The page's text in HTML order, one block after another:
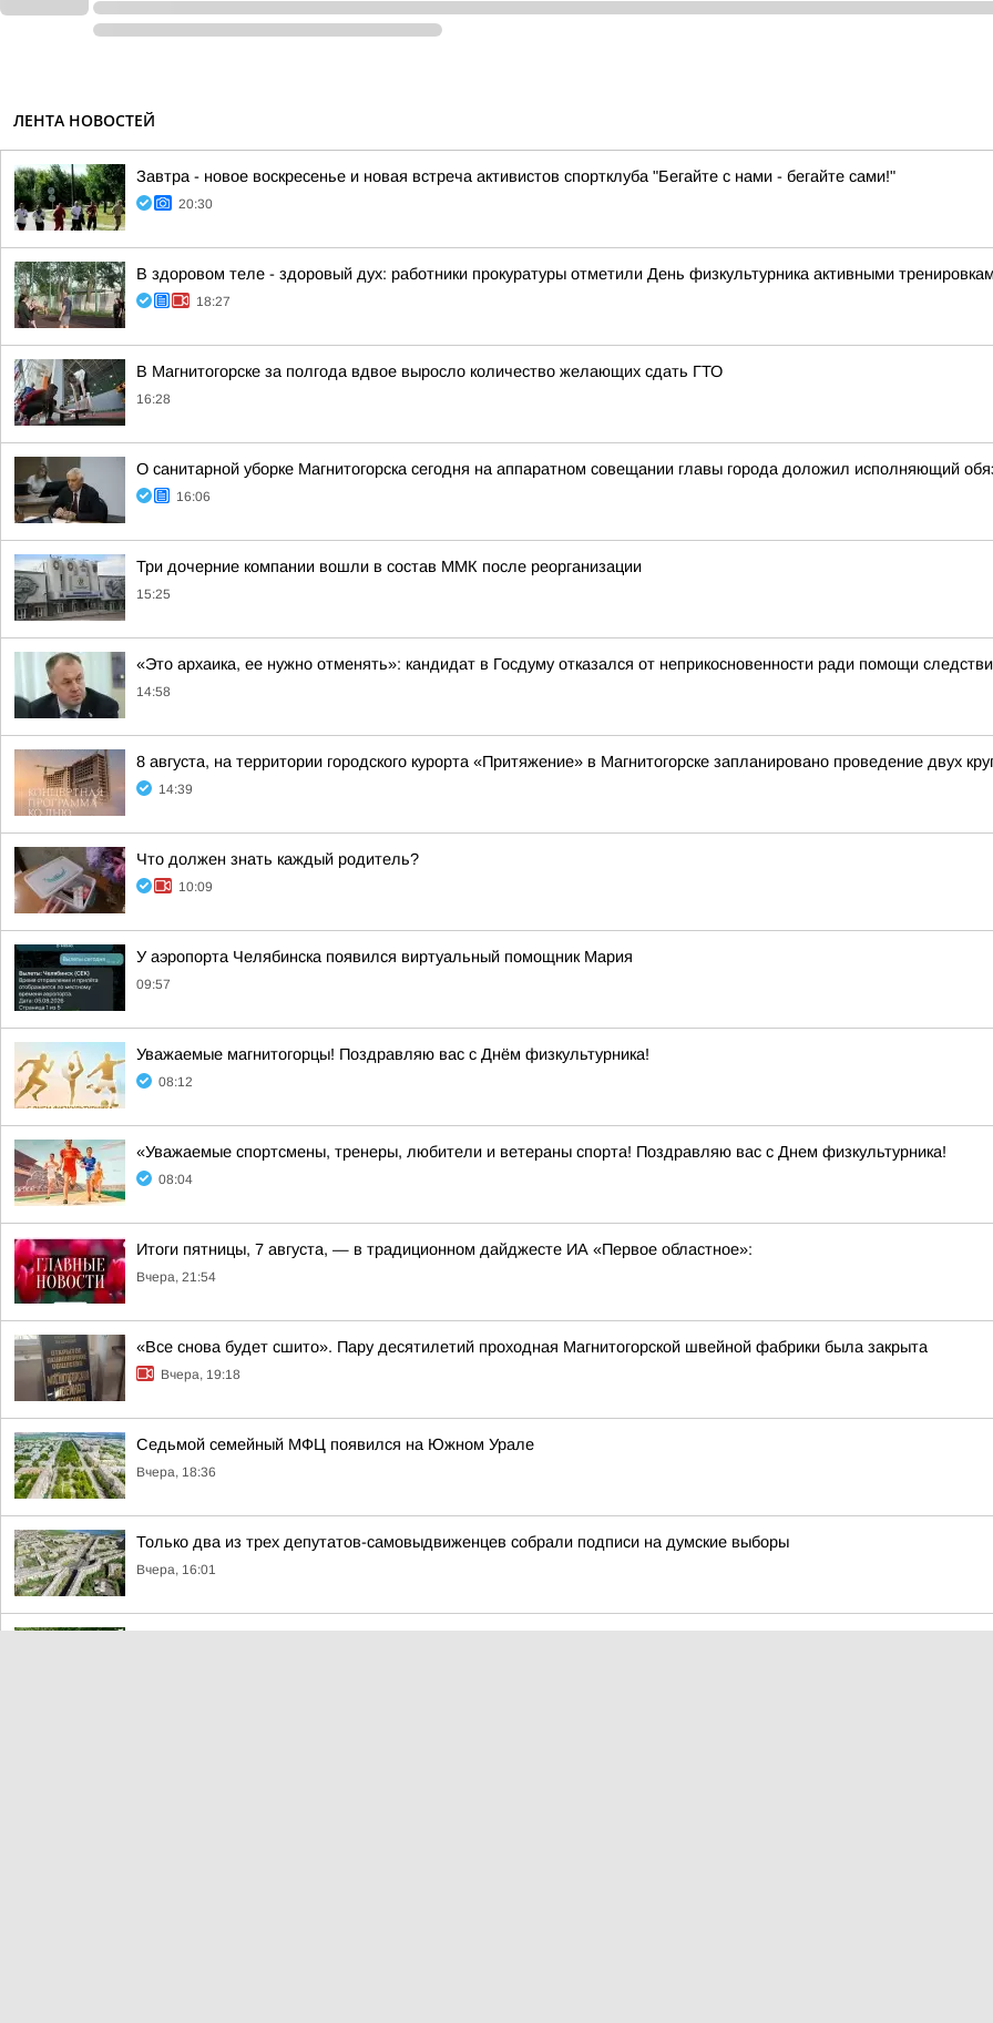
ЛЕНТА НОВОСТЕЙ
Завтра - новое воскресенье и новая встреча активистов спортклуба "Бегайте с нами - бегайте сами!"
20:30
В здоровом теле - здоровый дух: работники прокуратуры отметили День физкультурника активными
18:27
В Магнитогорске за полгода вдвое выросло количество желающих сдать ГТО
16:28
О санитарной уборке Магнитогорска сегодня на аппаратном совещании главы города доложил исполняющий
16:06
Три дочерние компании вошли в состав ММК после реорганизации
15:25
«Это архаика, ее нужно отменять»: кандидат в Госдуму отказался от неприкосновенности ради помощи
14:58
8 августа, на территории городского курорта «Притяжение» в Магнитогорске запланировано проведение двух
14:39
Что должен знать каждый родитель?
10:09
У аэропорта Челябинска появился виртуальный помощник Мария
09:57
Уважаемые магнитогорцы! Поздравляю вас с Днём физкультурника!
08:12
«Уважаемые спортсмены, тренеры, любители и ветераны спорта! Поздравляю вас с Днем физкультурника!
08:04
Итоги пятницы, 7 августа, — в традиционном дайджесте ИА «Первое областное»:
Вчера, 21:54
«Все снова будет сшито». Пару десятилетий проходная Магнитогорской швейной фабрики была закрыта
Вчера, 19:18
Седьмой семейный МФЦ появился на Южном Урале
Вчера, 18:36
Только два из трех депутатов-самовыдвиженцев собрали подписи на думские выборы
Вчера, 16:01